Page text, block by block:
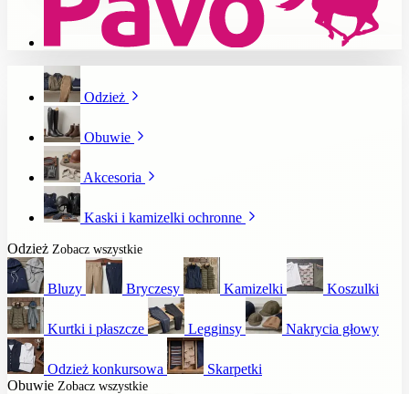
Odzież
Obuwie
Akcesoria
Kaski i kamizelki ochronne
Odzież Zobacz wszystkie
Bluzy Bryczesy Kamizelki Koszulki
Kurtki i płaszcze Legginsy Nakrycia głowy
Odzież konkursowa
Skarpetki
Obuwie Zobacz wszystkie